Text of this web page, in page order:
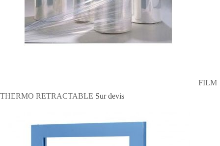
FILM
THERMO RETRACTABLE Sur devis